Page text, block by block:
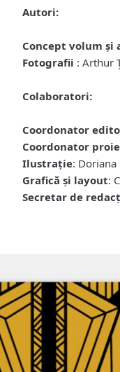
Autori:
Concept volum şi
Fotografii : Arthur
Colaboratori:
Coordonator
Coordonator
Ilustraţie: Doriana
Grafică şi layout:
Secretar de